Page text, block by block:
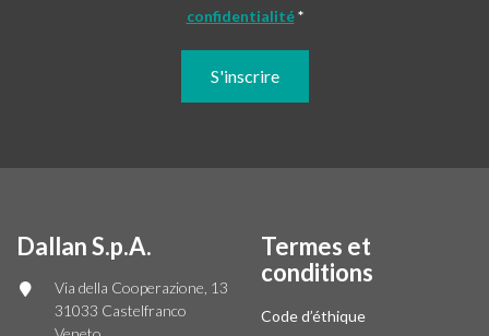
confidentialité*
Dallan S.p.A.
Via della Cooperazione, 13
31033 Castelfranco
Termes et
conditions
Code d’éthique